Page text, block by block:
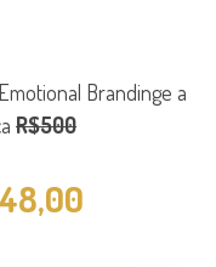
Brandinge a
R$500